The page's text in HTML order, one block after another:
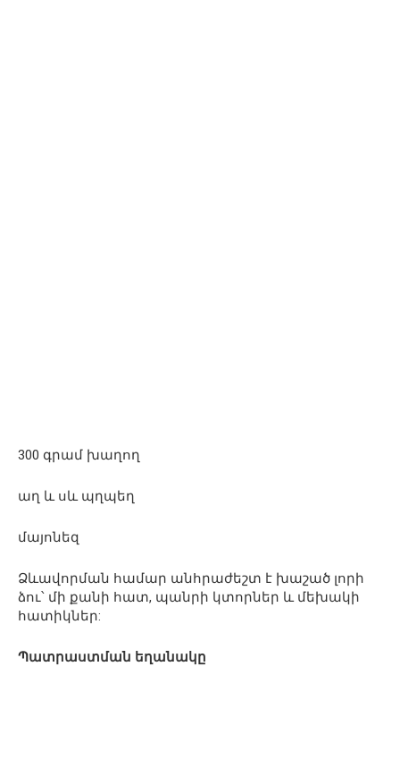
300 գրամ խաղող
աղ և սև պղպեղ
մայոնեզ
Ձևավորման համար անհրաժեշտ է խաշած լորի
ձու՝ մի քանի հատ, պանրի կտորներ և մեխակի
հատիկներ:
Պատրաստման եղանակը